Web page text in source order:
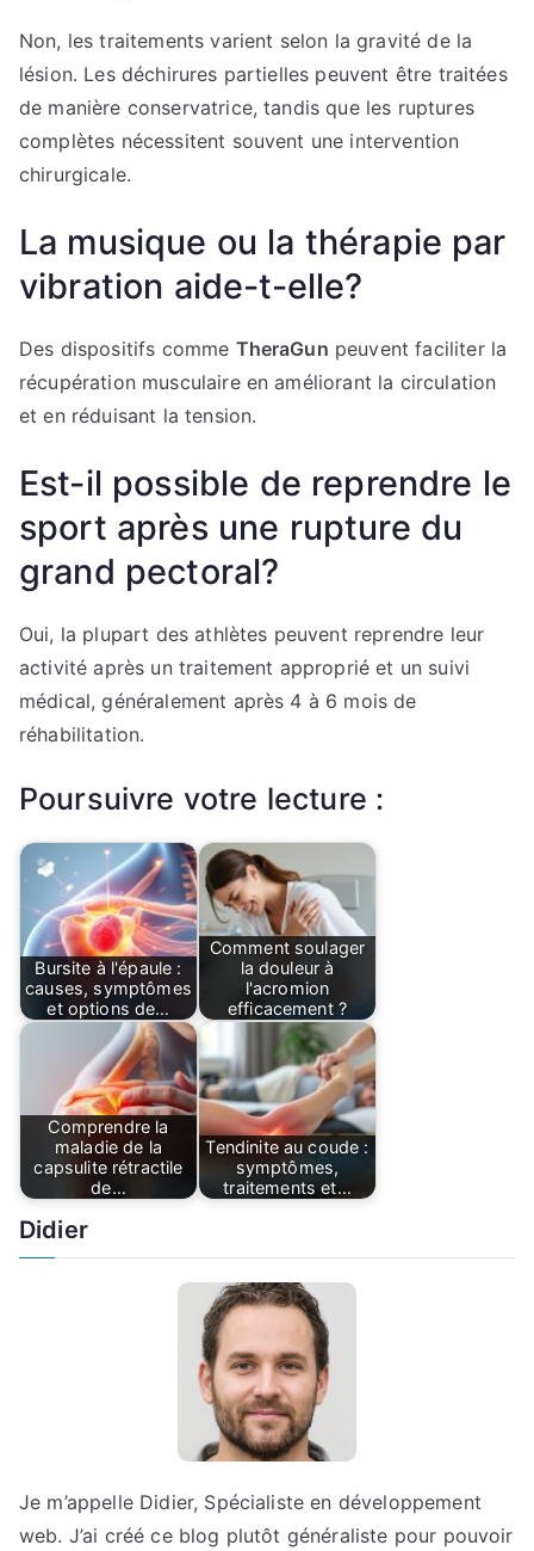
Non, les traitements varient selon la gravité de la
lésion. Les déchirures partielles peuvent être traitées
de manière conservatrice, tandis que les ruptures
complètes nécessitent souvent une intervention
chirurgicale.
La musique ou la thérapie par
vibration aide-t-elle?
Des dispositifs comme TheraGun peuvent faciliter la
récupération musculaire en améliorant la circulation
et en réduisant la tension.
Est-il possible de reprendre le
sport après une rupture du
grand pectoral?
Oui, la plupart des athlètes peuvent reprendre leur
activité après un traitement approprié et un suivi
médical, généralement après 4 à 6 mois de
réhabilitation.
Poursuivre votre lecture :
Bursite à l'épaule :
causes, symptômes
et options de…
Comment soulager
la douleur à
l'acromion
efficacement ?
Comprendre la
maladie de la
capsulite rétractile
de…
Tendinite au coude :
symptômes,
traitements et…
Didier
Je m’appelle Didier, Spécialiste en développement
web. J’ai créé ce blog plutôt généraliste pour pouvoir